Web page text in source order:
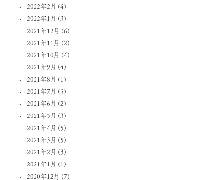
2022年2月 (4)
2022年1月 (3)
2021年12月 (6)
2021年11月 (2)
2021年10月 (4)
2021年9月 (4)
2021年8月 (1)
2021年7月 (5)
2021年6月 (2)
2021年5月 (3)
2021年4月 (5)
2021年3月 (5)
2021年2月 (3)
2021年1月 (1)
2020年12月 (7)